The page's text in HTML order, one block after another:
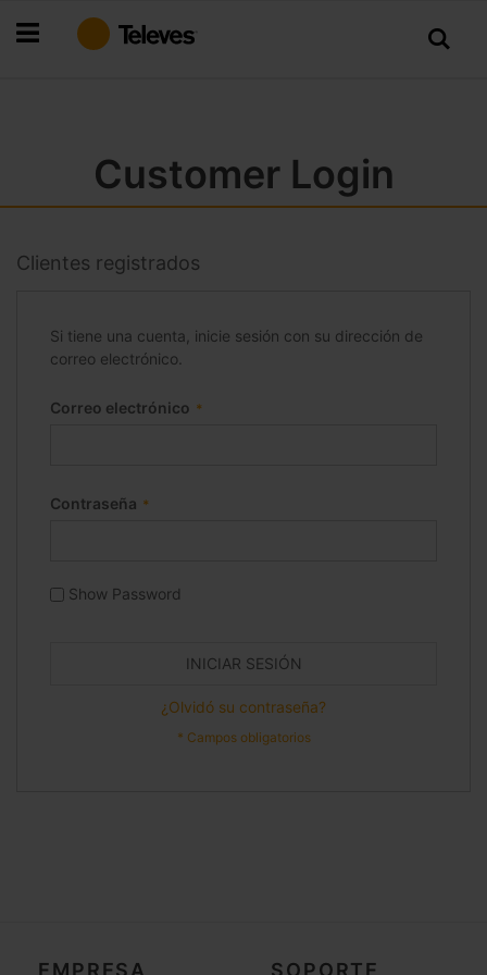
al
Customer Login
Clientes registrados
Si tiene una cuenta, inicie sesión con su dirección de
correo electrónico.
Correo electrónico
Contraseña
Show Password
INICIAR SESIÓN
¿Olvidó su contraseña?